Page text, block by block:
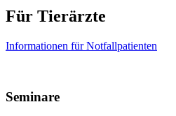
Für Tierärzte
Informationen für Notfallpatienten
Seminare